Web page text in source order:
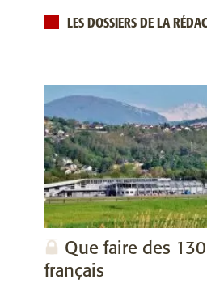
LES DOSSIERS DE LA
Que faire des
français